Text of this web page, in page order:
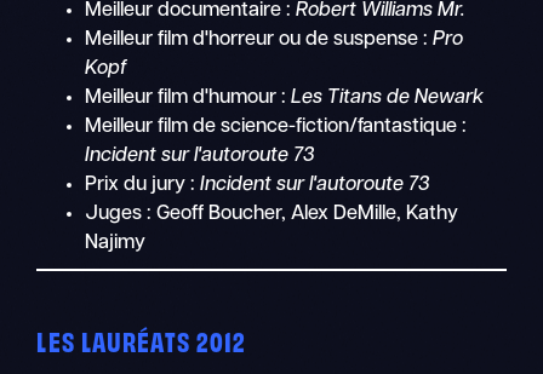
Meilleur documentaire : Robert Williams Mr.
Meilleur film d'horreur ou de suspense : Pro
Kopf
Meilleur film d'humour : Les Titans de Newark
Meilleur film de science-fiction/fantastique :
Incident sur l'autoroute 73
Prix du jury : Incident sur l'autoroute 73
Juges : Geoff Boucher, Alex DeMille, Kathy
Najimy
LES LAURÉATS 2012